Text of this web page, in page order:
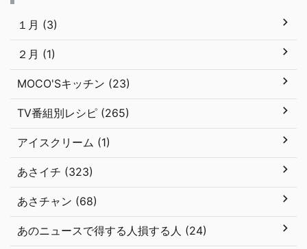
１月 (3)
２月 (1)
MOCO'Sキッチン (23)
TV番組別レシピ (265)
アイスクリーム (1)
あさイチ (323)
あさチャン (68)
あのニュースで得する人損する人 (24)